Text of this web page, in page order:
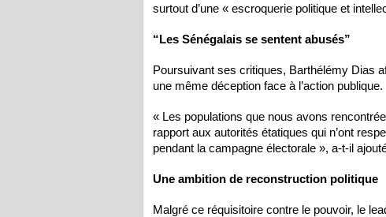
surtout d’une « escroquerie politique et
“Les Sénégalais se sentent abusés”
Poursuivant ses critiques, Barthélémy Dias
une même déception face à l’action publique.
« Les populations que nous avons
rapport aux autorités étatiques qui n’ont
pendant la campagne électorale », a-t-il
Une ambition de reconstruction politique
Malgré ce réquisitoire contre le pouvoir, le